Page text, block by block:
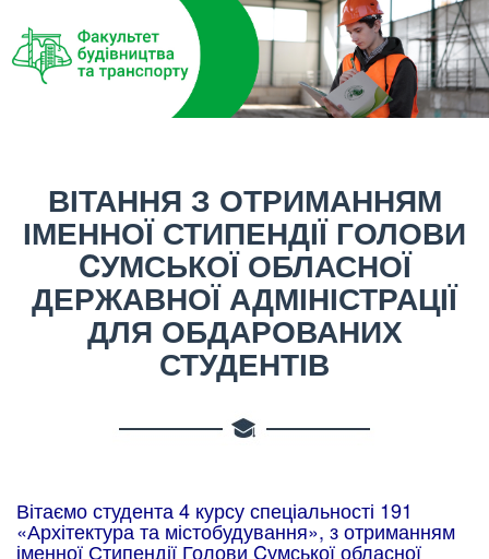
ВІТАННЯ З ОТРИМАННЯМ
ІМЕННОЇ СТИПЕНДІЇ ГОЛОВИ
CУМСЬКОЇ ОБЛАСНОЇ
ДЕРЖАВНОЇ АДМІНІСТРАЦІЇ
ДЛЯ ОБДАРОВАНИХ
СТУДЕНТІВ
Вітаємо студента 4 курсу спеціальності 191
«Архітектура та містобудування», з отриманням
іменної Стипендії Голови Cумської обласної